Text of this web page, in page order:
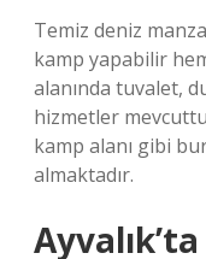
Temiz deniz
kamp yapabilir
alanında tuvalet,
hizmetler
kamp alanı gibi
almaktadır.